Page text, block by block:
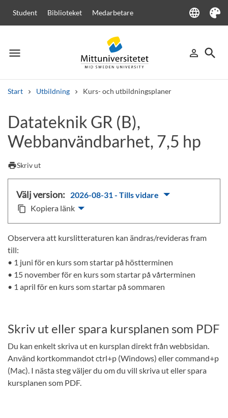
Student Biblioteket Medarbetare language
Language
Tema
menu
Meny person_outline
Logga in
search
Sök
Start Utbildning Kurs- och utbildningsplaner
Andra söktjänster
Kurser och program Kursplaner VälkomstbrevPersonal
Datateknik GR (B),
Webbanvändbarhet, 7,5 hp
printSkriv ut
Välj version: 2026-08-31 - Tills vidare
content_copy Kopiera länk
Observera att kurslitteraturen kan ändras/revideras fram
till:
• 1 juni för en kurs som startar på höstterminen
• 15 november för en kurs som startar på vårterminen
• 1 april för en kurs som startar på sommaren
Skriv ut eller spara kursplanen som PDF
Du kan enkelt skriva ut en kursplan direkt från webbsidan.
Använd kortkommandot ctrl+p (Windows) eller command+p
(Mac). I nästa steg väljer du om du vill skriva ut eller spara
kursplanen som PDF.